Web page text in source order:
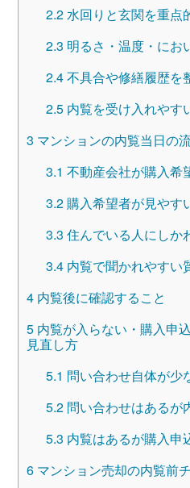
2.2水回りと玄関を重点
2.3 明るさ・温度・にお
2.4不具合や修繕履歴を
2.5内覧を受け入れやす
3 マンションの内覧当日の
3.1 不動産会社が購入希
3.2購入希望者が見やす
3.3 住んでいる人にしか
3.4内覧で聞かれやすい
4内覧後に確認すること
5内覧が入らない・購入申
見直し方
5.1 問い合わせ自体が少
5.2問い合わせはあるが
5.3 内覧はあるが購入申
6マンション売却の内覧前